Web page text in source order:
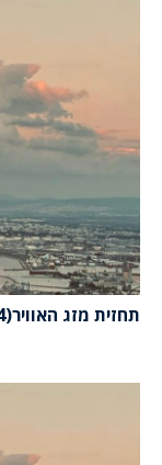
תחזית מזג האוויר(08/07/24): טמפרטורות רגילות לעונה